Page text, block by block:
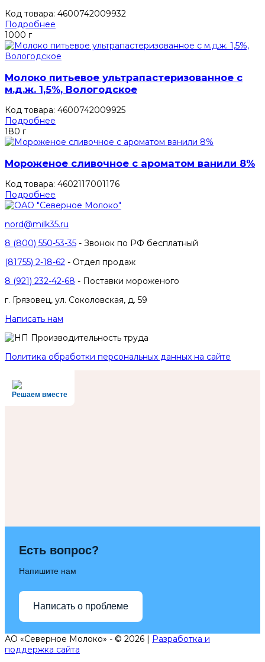
Код товара: 4600742009932
Подробнее
1000 г
Молоко питьевое ультрапастеризованное с
м.д.ж. 1,5%, Вологодское
Код товара: 4600742009925
Подробнее
180 г
Мороженое сливочное с ароматом ванили 8%
Код товара: 4602117001176
Подробнее
nord@milk35.ru
8 (800) 550-53-35 - Звонок по РФ бесплатный
(81755) 2-18-62 - Отдел продаж
8 (921) 232-42-68 - Поставки мороженого
г. Грязовец, ул. Соколовская, д. 59
Написать нам
Политика обработки персональных данных на сайте
Решаем вместе
Есть вопрос?
Напишите нам
Написать о проблеме
АО «Северное Молоко» - © 2026 | Разработка и
поддержка сайта